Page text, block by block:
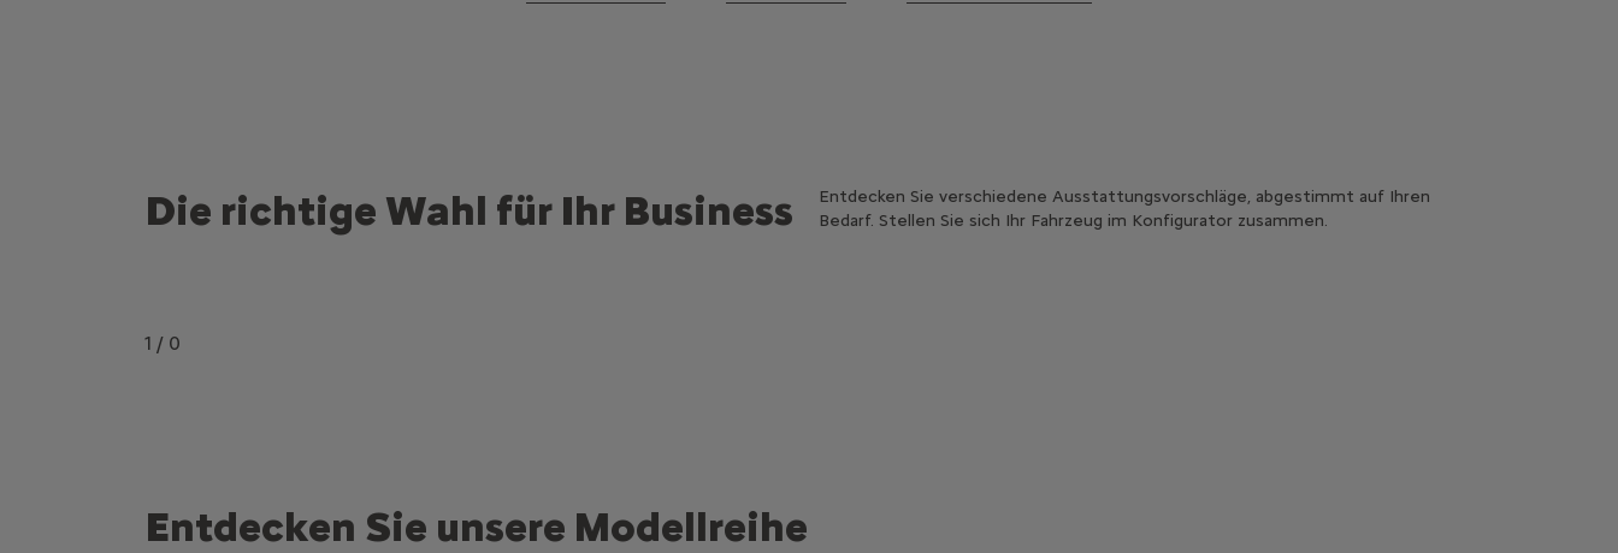
Die richtige Wahl für Ihr Business
Entdecken Sie verschiedene Ausstattungsvorschläge, abgestimmt auf Ihren
Bedarf. Stellen Sie sich Ihr Fahrzeug im Konfigurator zusammen.
1 / 0
Entdecken Sie unsere Modellreihe